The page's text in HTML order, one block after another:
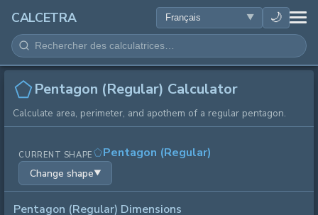
CALCETRA 🌙
MATHÉMATIQUES
CONVERSIONS
SCIENCE
QUOTIDIEN
AUTRES OUTILS
Pentagon (Regular) Calculator
Calculate area, perimeter, and apothem of a regular pentagon.
CURRENT SHAPE Pentagon (Regular)
Change shape▼
Pentagon (Regular) Dimensions